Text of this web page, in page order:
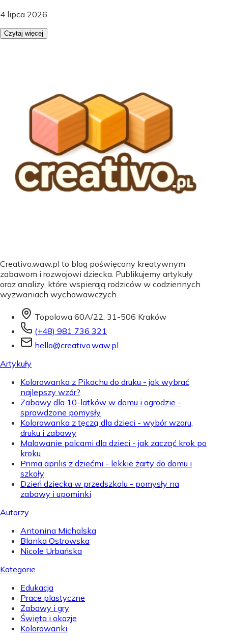
4 lipca 2026
Czytaj więcej
Creativo.waw.pl to blog poświęcony kreatywnym
zabawom i rozwojowi dziecka. Publikujemy artykuły
oraz analizy, które wspierają rodziców w codziennych
wyzwaniach wychowawczych.
Topolowa 60A/22, 31-506 Kraków
(+48) 981 736 321
hello@creativo.waw.pl
Artykuły
Kolorowanka z Pikachu do druku - jak wybrać
najlepszy wzór?
Zabawy dla 10-latków w domu i ogrodzie -
sprawdzone pomysły
Kolorowanka z tęczą dla dzieci - wybór wzoru,
druku i zabawy
Malowanie palcami dla dzieci - jak zacząć krok po
kroku
Prima aprilis z dziećmi - lekkie żarty do domu i
szkoły
Dzień dziecka w przedszkolu - pomysły na
zabawy i upominki
Autorzy
Antonina Michalska
Blanka Ostrowska
Nicole Urbańska
Kategorie
Edukacja
Prace plastyczne
Zabawy i gry
Święta i okazje
Kolorowanki